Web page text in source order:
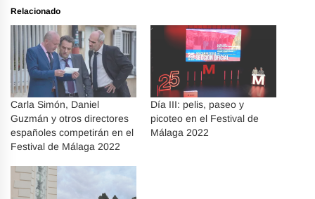
Relacionado
Carla Simón, Daniel
Guzmán y otros directores
españoles competirán en el
Festival de Málaga 2022
Día III: pelis, paseo y
picoteo en el Festival de
Málaga 2022